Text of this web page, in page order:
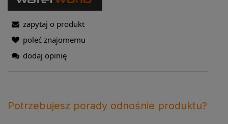
zapytaj o produkt
poleć znajomemu
dodaj opinię
Potrzebujesz porady odnośnie produktu?